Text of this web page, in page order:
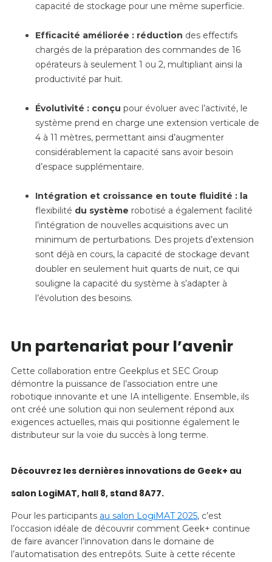
capacité de stockage pour une même superficie.
Efficacité améliorée : réduction des effectifs
chargés de la préparation des commandes de 16
opérateurs à seulement 1 ou 2, multipliant ainsi la
productivité par huit.
Évolutivité : conçu pour évoluer avec l’activité, le
système prend en charge une extension verticale de
4 à 11 mètres, permettant ainsi d’augmenter
considérablement la capacité sans avoir besoin
d’espace supplémentaire.
Intégration et croissance en toute fluidité : la
flexibilité du système robotisé a également facilité
l’intégration de nouvelles acquisitions avec un
minimum de perturbations. Des projets d’extension
sont déjà en cours, la capacité de stockage devant
doubler en seulement huit quarts de nuit, ce qui
souligne la capacité du système à s’adapter à
l’évolution des besoins.
Un partenariat pour l’avenir
Cette collaboration entre Geekplus et SEC Group
démontre la puissance de l’association entre une
robotique innovante et une IA intelligente. Ensemble, ils
ont créé une solution qui non seulement répond aux
exigences actuelles, mais qui positionne également le
distributeur sur la voie du succès à long terme.
Découvrez les dernières innovations de Geek+ au
salon LogiMAT, hall 8, stand 8A77.
Pour les participants au salon LogiMAT 2025, c’est
l’occasion idéale de découvrir comment Geek+ continue
de faire avancer l’innovation dans le domaine de
l’automatisation des entrepôts. Suite à cette récente